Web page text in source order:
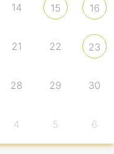
14 15 16
21 22 23
28 29 30
4 5 6